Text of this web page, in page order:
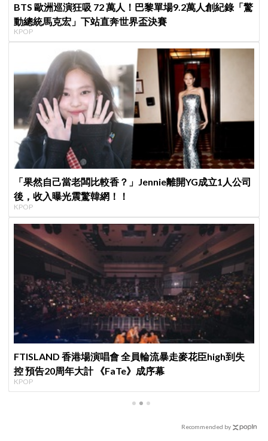
BTS 歐洲巡演狂吸 72 萬人！巴黎單場9.2萬人創紀錄「驚
動總統馬克宏」下站直奔世界盃決賽
KPOP
「果然自己當老闆比較香？」Jennie離開YG成立1人公司
後，收入曝光震驚韓網！！
KPOP
FTISLAND 香港場演唱會 全員輪流暴走麥花臣high到失
控 預告20周年大計 《FaTe》成序幕
KPOP
Recommended by